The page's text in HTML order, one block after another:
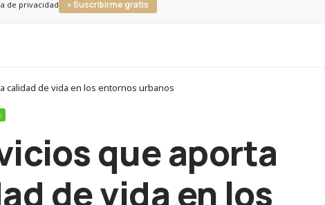
de privacidad » Suscribirme gratis
calidad de vida en los entornos urbanos
que aporta
de vida en los